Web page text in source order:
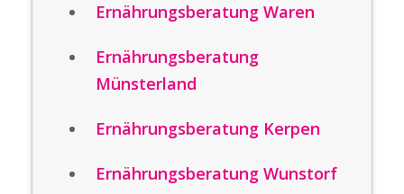
Ernährungsberatung Waren
Ernährungsberatung
Münsterland
Ernährungsberatung Kerpen
Ernährungsberatung Wunstorf